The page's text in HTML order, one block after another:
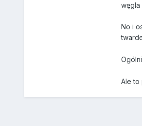
węgla
No i
Ale to